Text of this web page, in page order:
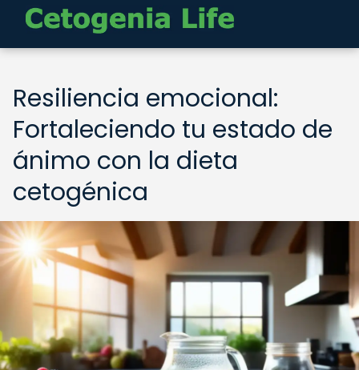
Resiliencia emocional:
Fortaleciendo tu estado de
ánimo con la dieta
cetogénica